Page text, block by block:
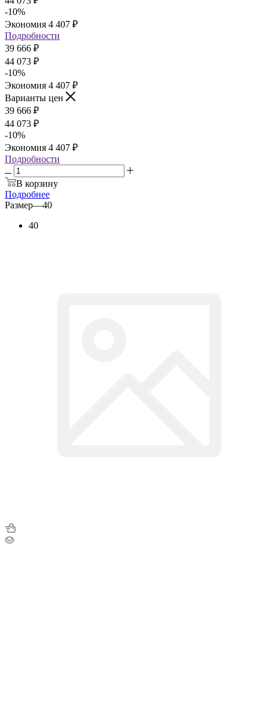
-10%
Экономия 4 407 ₽
Подробности
39 666 ₽
44 073 ₽
-10%
Экономия 4 407 ₽
Варианты цен
39 666 ₽
44 073 ₽
-10%
Экономия 4 407 ₽
Подробности
В корзину
Подробнее
Размер—40
40